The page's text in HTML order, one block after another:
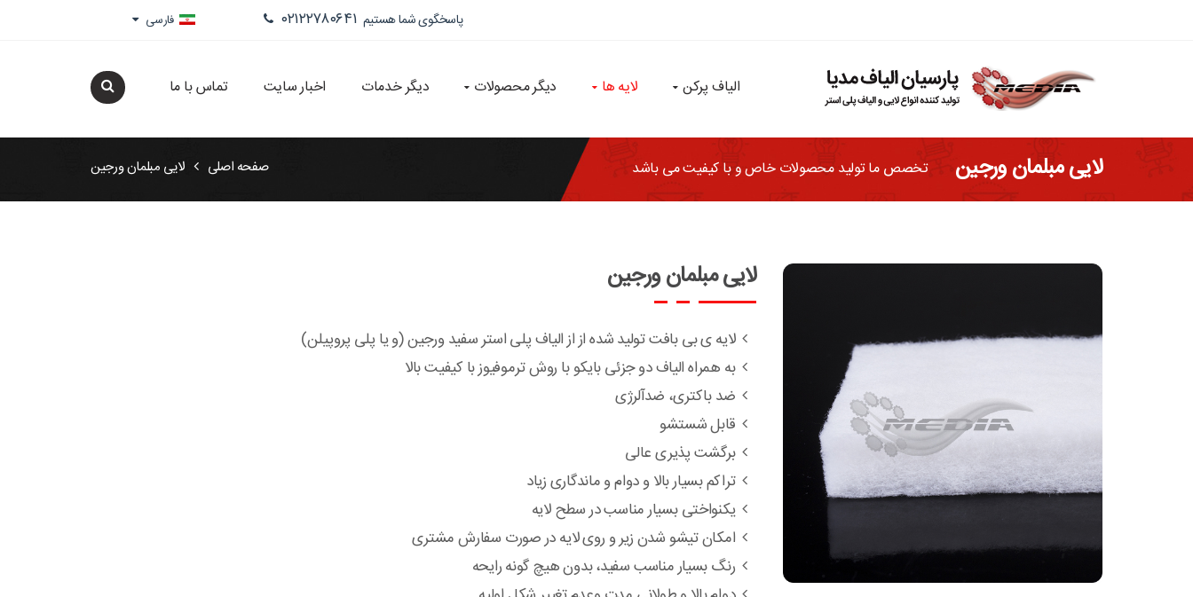
پاسخگوی شما هستیم ۰۲۱۲۲۷۸۰۶۴۱ فارسی
الیاف پرکن لایه ها دیگر محصولات دیگر خدمات اخبار سایت تماس با ما
لایی مبلمان ورجین تخصص ما توليد محصولات خاص و با كيفيت می باشد صفحه اصلی لایی مبلمان ورجین
لایی مبلمان ورجین
لایه ی بی بافت تولید شده از از الیاف پلی استر سفید ورجین (و یا پلی پروپیلن)
به همراه الیاف دو جزئی بایکو با روش ترموفیوز با کیفیت بالا
ضد باکتری، ضدآلرژی
قابل شستشو
برگشت پذیری عالی
تراکم بسیار بالا و دوام و ماندگاری زیاد
یکنواختی بسیار مناسب در سطح لایه
امکان تیشو شدن زیر و روی لایه در صورت سفارش مشتری
رنگ بسیار مناسب سفید، بدون هیچ گونه رایحه